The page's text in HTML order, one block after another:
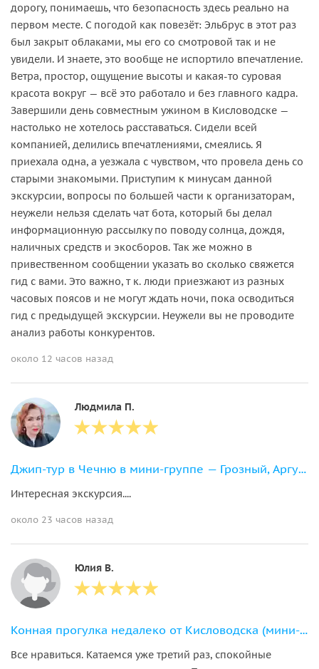
дорогу, понимаешь, что безопасность здесь реально на
первом месте. С погодой как повезёт: Эльбрус в этот раз
был закрыт облаками, мы его со смотровой так и не
увидели. И знаете, это вообще не испортило впечатление.
Ветра, простор, ощущение высоты и какая-то суровая
красота вокруг — всё это работало и без главного кадра.
Завершили день совместным ужином в Кисловодске —
настолько не хотелось расставаться. Сидели всей
компанией, делились впечатлениями, смеялись. Я
приехала одна, а уезжала с чувством, что провела день со
старыми знакомыми. Приступим к минусам данной
экскурсии, вопросы по большей части к организаторам,
неужели нельзя сделать чат бота, который бы делал
информационную рассылку по поводу солнца, дождя,
наличных средств и экосборов. Так же можно в
привественном сообщении указать во сколько свяжется
гид с вами. Это важно, т к. люди приезжают из разных
часовых поясов и не могут ждать ночи, пока осводиться
гид с предыдущей экскурсии. Неужели вы не проводите
анализ работы конкурентов.
около 12 часов назад
Людмила П.
Джип-тур в Чечню в мини-группе — Грозный, Аргун и Шали
Интересная экскурсия....
около 23 часов назад
Юлия В.
Конная прогулка недалеко от Кисловодска (мини-группа)
Все нравиться. Катаемся уже третий раз, спокойные